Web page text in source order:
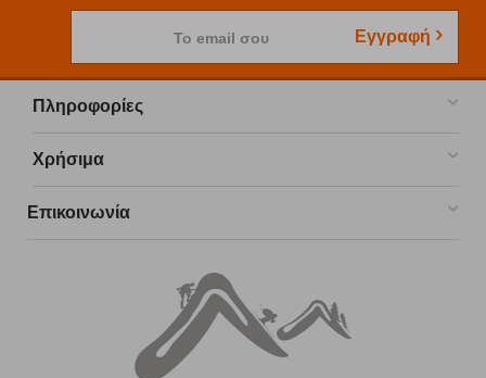
Το email σου Εγγραφή
Πληροφορίες
Χρήσιμα
Επικοινωνία